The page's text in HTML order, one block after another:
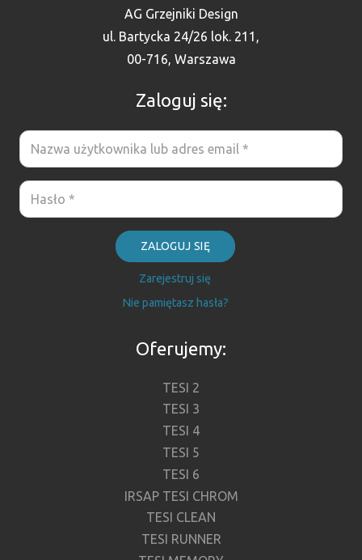
AG Grzejniki Design
ul. Bartycka 24/26 lok. 211,
00-716, Warszawa
Zaloguj się:
ZALOGUJ SIĘ
Zarejestruj się
Nie pamiętasz hasła?
Oferujemy:
TESI 2
TESI 3
TESI 4
TESI 5
TESI 6
IRSAP TESI CHROM
TESI CLEAN
TESI RUNNER